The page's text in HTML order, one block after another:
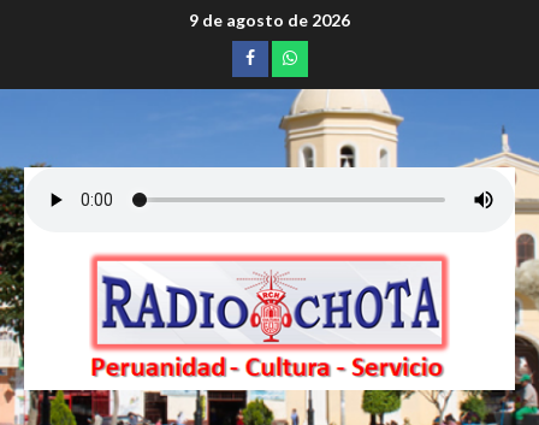
9 de agosto de 2026
Facebookwhatsapp